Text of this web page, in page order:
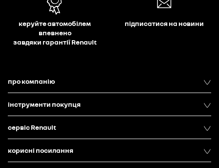
керуйте автомобілем
впевнено
завдяки гарантії Renault
підписатися на новини
про компанію
інструменти покупця
сервіс Renault
корисні посилання